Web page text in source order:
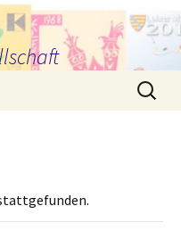
Suchen
nach: